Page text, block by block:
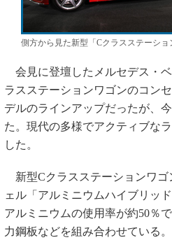
側方から見た新型「Cクラスステーシ
会見に登壇したメルセデス・
ラスステーションワゴンのコン
デルのラインアップだったが、
た。現代の多様でアクティブな
した。
新型Cクラスステーションワゴ
ェル「アルミニウムハイブリッド
アルミニウムの使用率が約50％
力鋼板などを組み合わせている